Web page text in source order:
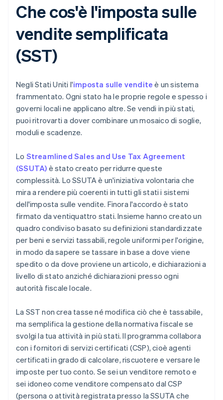
Che cos'è l'imposta sulle
vendite semplificata
(SST)
Negli Stati Uniti l'imposta sulle vendite è un sistema
frammentato. Ogni stato ha le proprie regole e spesso i
governi locali ne applicano altre. Se vendi in più stati,
puoi ritrovarti a dover combinare un mosaico di soglie,
moduli e scadenze.
Lo Streamlined Sales and Use Tax Agreement
(SSUTA) è stato creato per ridurre queste
complessità. Lo SSUTA è un'iniziativa volontaria che
mira a rendere più coerenti in tutti gli stati i sistemi
dell'imposta sulle vendite. Finora l'accordo è stato
firmato da ventiquattro stati. Insieme hanno creato un
quadro condiviso basato su definizioni standardizzate
per beni e servizi tassabili, regole uniformi per l'origine,
in modo da sapere se tassare in base a dove viene
spedito o da dove proviene un articolo, e dichiarazioni a
livello di stato anziché dichiarazioni presso ogni
autorità fiscale locale.
La SST non crea tasse né modifica ciò che è tassabile,
ma semplifica la gestione della normativa fiscale se
svolgi la tua attività in più stati. Il programma collabora
con i fornitori di servizi certificati (CSP), cioè agenti
certificati in grado di calcolare, riscuotere e versare le
imposte per tuo conto. Se sei un venditore remoto e
sei idoneo come venditore compensato dal CSP
(persona o attività registrata presso la SSUTA che